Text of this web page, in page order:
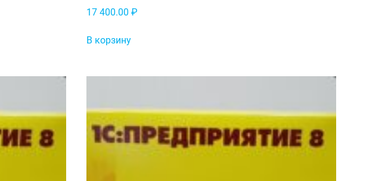
17 400.00₽
В корзину